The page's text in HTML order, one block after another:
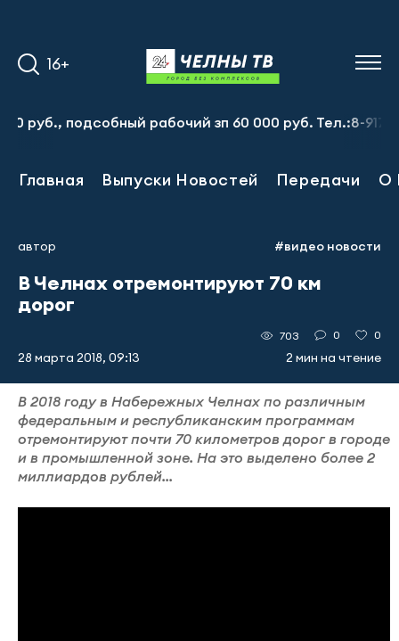
16+
подсобный рабочий зп 60 000 руб. Тел.:8-917-913-20-
Главная Выпуски Новостей Передачи О
автор #видео новости
В Челнах отремонтируют 70 км
дорог
28 марта 2018, 09:13
703 0 0
2 мин на чтение
В 2018 году в Набережных Челнах по различным
федеральным и республиканским программам
отремонтируют почти 70 километров дорог в городе
и в промышленной зоне. На это выделено более 2
миллиардов рублей...